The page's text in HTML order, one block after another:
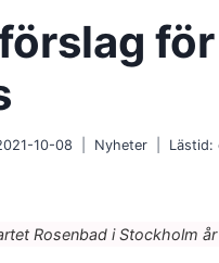
för
10-08 Nyheter Lästid:
Rosenbad i Stockholm